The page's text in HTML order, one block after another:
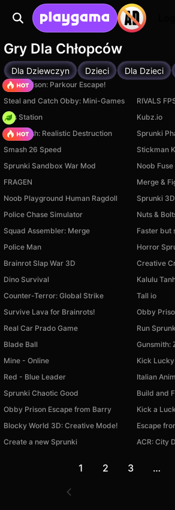
Gry Dla Chłopców
Dla Dziewczyn Dzieci Dla Dzieci
Barry Prison: Parkour Escape!
Steal and Catch Obby: Mini-Games
RIVALS
Gas Station
Kubz.io
Car Crush: Realistic Destruction
Smash 26 Speed
Stickman
Sprunki Sandbox War Mod
Noob Fuse
FRAGEN
Merge &
Noob Playground Human Ragdoll
Police Chase Simulator
Nuts &
Squad Assembler: Merge
Faster but
Police Man
Horror
Brainrot Slap War 3D
Creative
Dino Survival
Kalulu
Counter-Terror: Global Strike
Tall io
Survive Lava for Brainrots!
Obby
Real Car Prado Game
Run
Blade Ball
Gunsmith:
Mine - Online
Red - Blue Leader
Italian
Sprunki Chaotic Good
Build and
Obby Prison Escape from Barry
Kick a
Blocky World 3D: Creative Mode!
Escape
Create a new Sprunki
ACR: City
1 2 3 …